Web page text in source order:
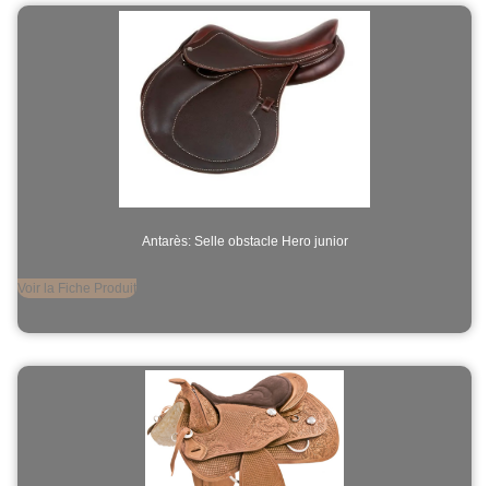
Antarès: Selle obstacle Hero junior
Voir la Fiche Produit